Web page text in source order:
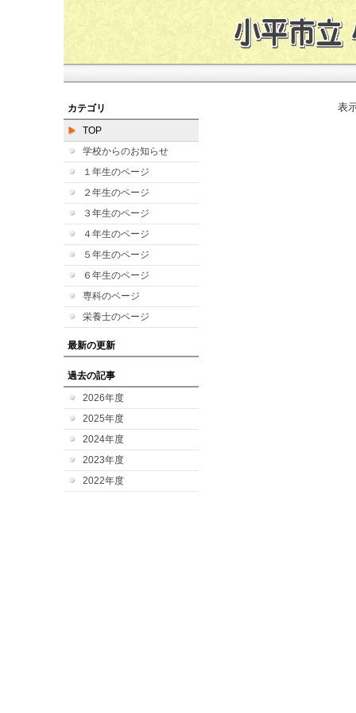
カテゴリ
TOP
学校からのお知らせ
１年生のページ
２年生のページ
３年生のページ
４年生のページ
５年生のページ
６年生のページ
専科のページ
栄養士のページ
最新の更新
過去の記事
2026年度
2025年度
2024年度
2023年度
2022年度
表